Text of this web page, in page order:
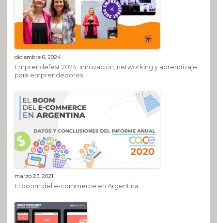
diciembre 6, 2024
Emprendefest 2024: Innovación, networking y aprendizaje
para emprendedores
marzo 23, 2021
El boom del e-commerce en Argentina